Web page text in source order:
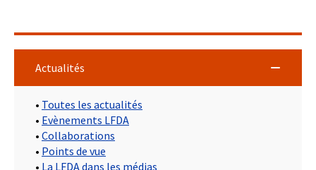
Actualités
• Toutes les actualités
• Evènements LFDA
• Collaborations
• Points de vue
• La LFDA dans les médias